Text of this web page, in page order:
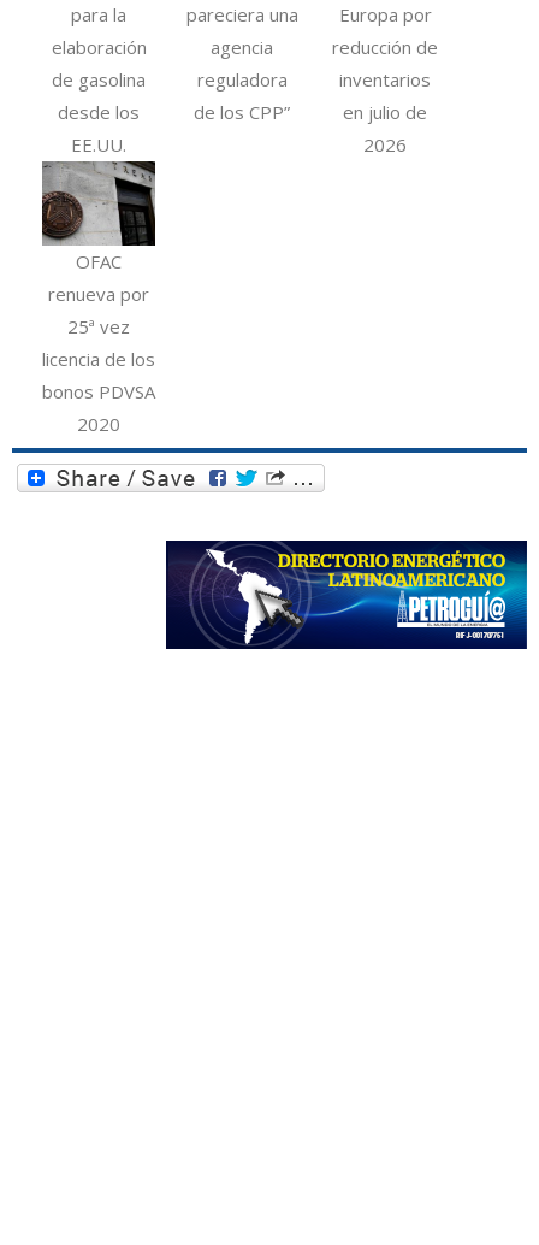
para la
elaboración
de gasolina
desde los
EE.UU.
pareciera una
agencia
reguladora
de los CPP”
Europa por
reducción de
inventarios
en julio de
2026
OFAC
renueva por
25ª vez
licencia de los
bonos PDVSA
2020